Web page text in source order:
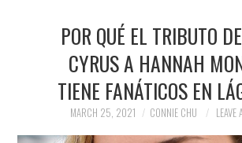
POR QUÉ EL TRIBUTO
CYRUS A HANNAH
TIENE FANÁTICOS EN
MARCH 25, 2021 CONNIE CHU LEAVE